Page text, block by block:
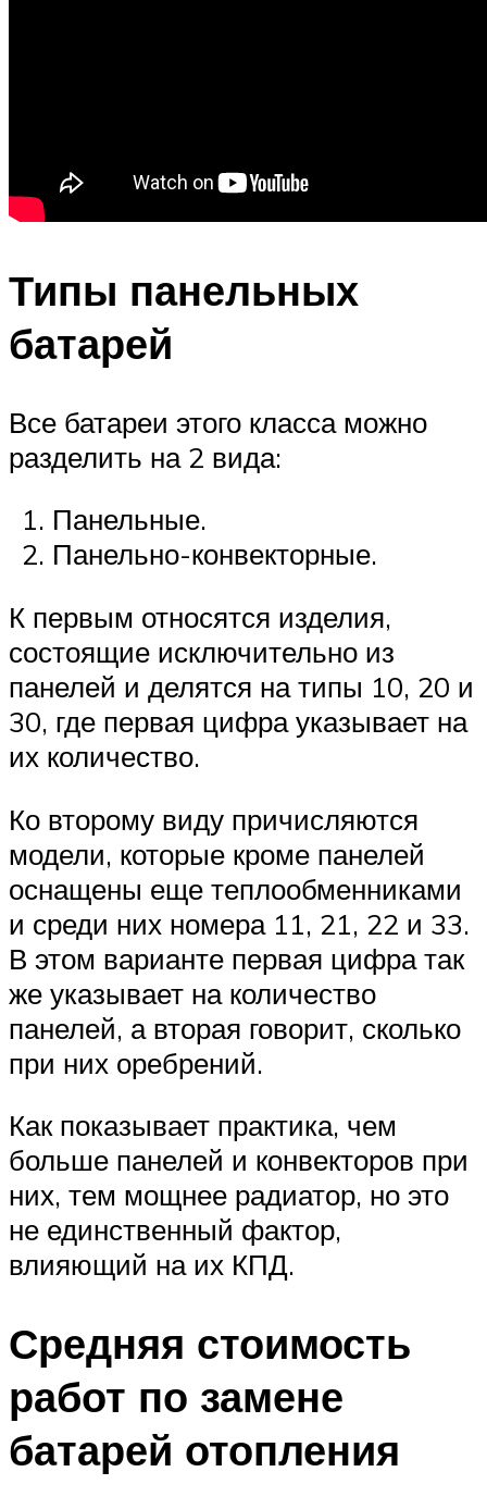
Типы панельных
батарей
Все батареи этого класса можно
разделить на 2 вида:
Панельные.
Панельно-конвекторные.
К первым относятся изделия,
состоящие исключительно из
панелей и делятся на типы 10, 20 и
30, где первая цифра указывает на
их количество.
Ко второму виду причисляются
модели, которые кроме панелей
оснащены еще теплообменниками
и среди них номера 11, 21, 22 и 33.
В этом варианте первая цифра так
же указывает на количество
панелей, а вторая говорит, сколько
при них оребрений.
Как показывает практика, чем
больше панелей и конвекторов при
них, тем мощнее радиатор, но это
не единственный фактор,
влияющий на их КПД.
Средняя стоимость
работ по замене
батарей отопления